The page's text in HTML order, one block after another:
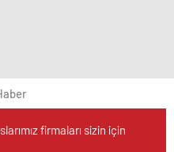
firmaları sizin için